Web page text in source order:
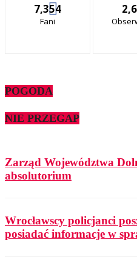
7,354
Fani
POGODA
NIE PRZEGAP
Zarząd Województwa
absolutorium
Wrocławscy policjanci
posiadać informacje w